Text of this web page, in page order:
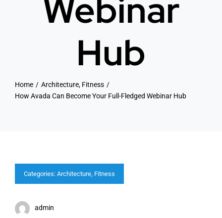
Webinar
Hub
Home Architecture Fitness
How Avada Can Become Your Full-Fledged Webinar Hub
Categories: Architecture, Fitness
admin